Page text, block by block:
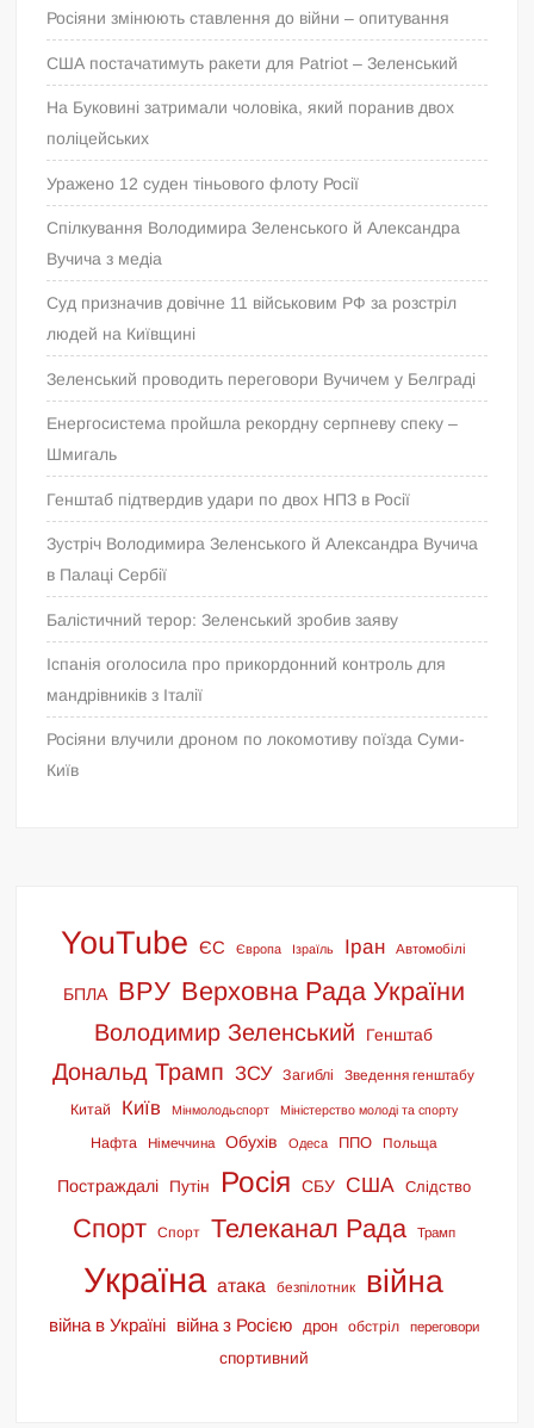
Росіяни змінюють ставлення до війни – опитування
США постачатимуть ракети для Patriot – Зеленський
На Буковині затримали чоловіка, який поранив двох
поліцейських
Уражено 12 суден тіньового флоту Росії
Спілкування Володимира Зеленського й Александра
Вучича з медіа
Суд призначив довічне 11 військовим РФ за розстріл
людей на Київщині
Зеленський проводить переговори Вучичем у Белграді
Енергосистема пройшла рекордну серпневу спеку –
Шмигаль
Генштаб підтвердив удари по двох НПЗ в Росії
Зустріч Володимира Зеленського й Александра Вучича
в Палаці Сербії
Балістичний терор: Зеленський зробив заяву
Іспанія оголосила про прикордонний контроль для
мандрівників з Італії
Росіяни влучили дроном по локомотиву поїзда Суми-
Київ
YouTube ЄС Європа Ізраїль Іран Автомобілі
БПЛА ВРУ Верховна Рада України
Володимир Зеленський Генштаб
Дональд Трамп ЗСУ Загиблі Зведення генштабу
Китай Київ Мінмолодьспорт Міністерство молоді та спорту
Нафта Німеччина Обухів Одеса ППО Польща
Постраждалі Путін Росія СБУ США Слідство
Спорт Спорт Телеканал Рада Трамп
Україна атака безпілотник війна
війна в Україні війна з Росією дрон обстріл переговори
спортивний